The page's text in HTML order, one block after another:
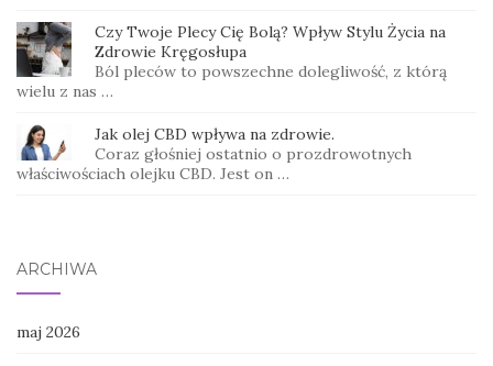
Czy Twoje Plecy Cię Bolą? Wpływ Stylu Życia na
Zdrowie Kręgosłupa
Ból pleców to powszechne dolegliwość, z którą
wielu z nas …
Jak olej CBD wpływa na zdrowie.
Coraz głośniej ostatnio o prozdrowotnych
właściwościach olejku CBD. Jest on …
ARCHIWA
maj 2026